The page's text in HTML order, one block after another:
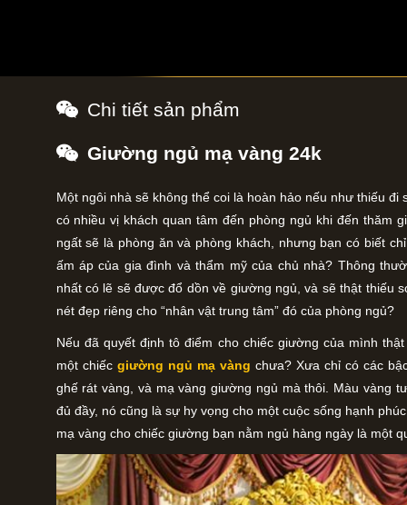
Chi tiết sản phẩm
Giường ngủ mạ vàng 24k
Một ngôi nhà sẽ không thể coi là hoàn hảo nếu như thiếu
có nhiều vị khách quan tâm đến phòng ngủ khi đến thăm
ngất sẽ là phòng ăn và phòng khách, nhưng bạn có biết
ấm áp của gia đình và thẩm mỹ của chủ nhà? Thông
nhất có lẽ sẽ được đổ dồn về giường ngủ, và sẽ thật thiếu
nét đẹp riêng cho “nhân vật trung tâm” đó của phòng ngủ?
Nếu đã quyết định tô điểm cho chiếc giường của mình
một chiếc giường ngủ mạ vàng chưa? Xưa chỉ có các
ghế rát vàng, và mạ vàng giường ngủ mà thôi. Màu vàng
đủ đầy, nó cũng là sự hy vọng cho một cuộc sống hạnh
mạ vàng cho chiếc giường bạn nằm ngủ hàng ngày là một